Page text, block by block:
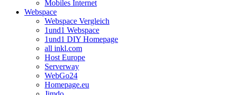
Mobiles Internet
Webspace
Webspace Vergleich
1und1 Webspace
1und1 DIY Homepage
all inkl.com
Host Europe
Serverway
WebGo24
Homepage.eu